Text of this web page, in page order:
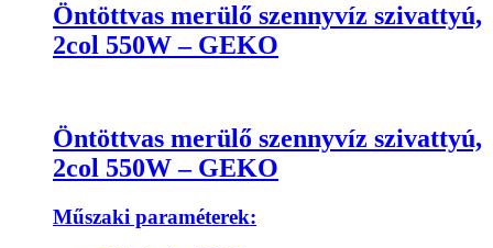
Öntöttvas merülő szennyvíz szivattyú,
2col 550W – GEKO
Öntöttvas merülő szennyvíz szivattyú,
2col 550W – GEKO
Műszaki paraméterek: